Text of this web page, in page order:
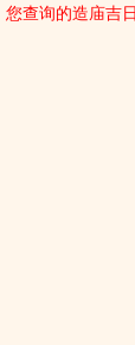
您查询的造庙吉